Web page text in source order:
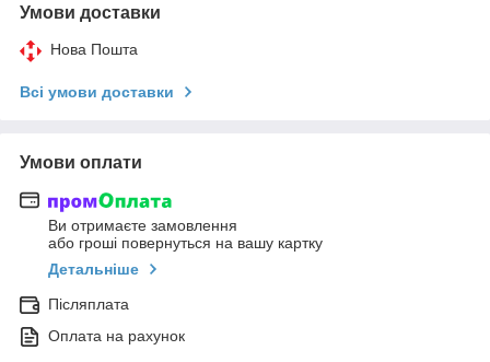
Умови доставки
Нова Пошта
Всі умови доставки
Умови оплати
Ви отримаєте замовлення
або гроші повернуться на вашу картку
Детальніше
Післяплата
Оплата на рахунок